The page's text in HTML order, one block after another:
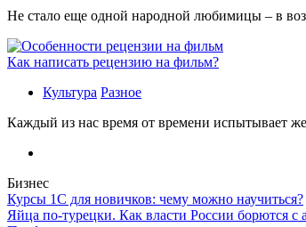
Не стало еще одной народной любимицы – в
Как написать рецензию на фильм?
Культура Разное
Каждый из нас время от времени испытывает
Бизнес
Курсы 1С для новичков: чему можно научиться?
Яйца по-турецки. Как власти России борются